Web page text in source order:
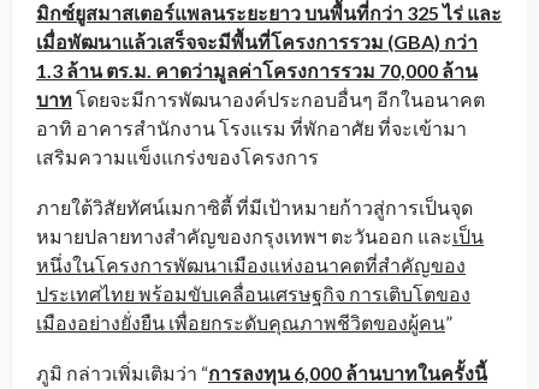
มิกซ์ยูสมาสเตอร์แพลนระยะยาว บนพื้นที่กว่า 325 ไร่ และ
เมื่อพัฒนาแล้วเสร็จจะมีพื้นที่โครงการรวม (GBA) กว่า
1.3 ล้าน ตร.ม. คาดว่ามูลค่าโครงการรวม 70,000 ล้าน
บาทโดยจะมีการพัฒนาองค์ประกอบอื่นๆ อีกในอนาคต
อาทิ อาคารสำนักงาน โรงแรม ที่พักอาศัย ที่จะเข้ามา
เสริมความแข็งแกร่งของโครงการ
ภายใต้วิสัยทัศน์เมกาซิตี้ ที่มีเป้าหมายก้าวสู่การเป็นจุด
หมายปลายทางสำคัญของกรุงเทพฯ ตะวันออก และเป็น
หนึ่งในโครงการพัฒนาเมืองแห่งอนาคตที่สำคัญของ
ประเทศไทย พร้อมขับเคลื่อนเศรษฐกิจ การเติบโตของ
เมืองอย่างยั่งยืน เพื่อยกระดับคุณภาพชีวิตของผู้คน”
ภูมิ กล่าวเพิ่มเติมว่า “การลงทุน6,000 ล้านบาทในครั้งนี้